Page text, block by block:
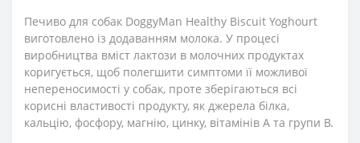
Печиво для собак DoggyMan Healthy Biscuit Yoghourt
виготовлено із додаванням молока. У процесі
виробництва вміст лактози в молочних продуктах
коригується, щоб полегшити симптоми її можливої
непереносимості у собак, проте зберігаються всі
корисні властивості продукту, як джерела білка,
кальцію, фосфору, магнію, цинку, вітамінів А та групи В.